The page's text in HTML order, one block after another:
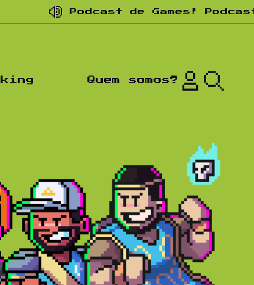
Podcast de Games! Podcast
Quem somos?